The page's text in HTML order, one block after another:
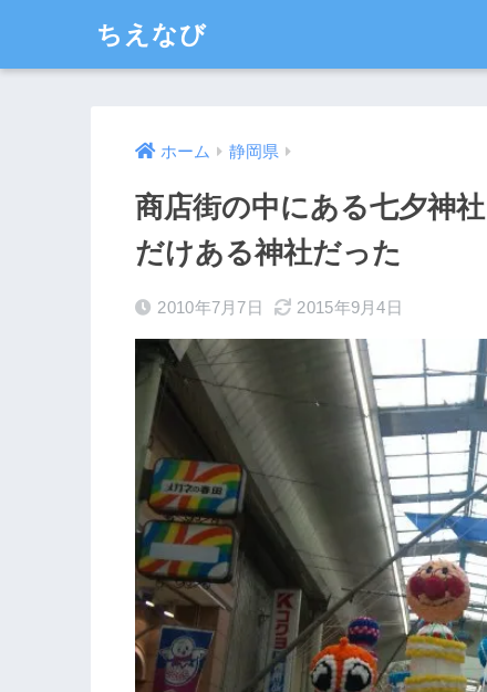
ちえなび
ホーム 静岡県
商店街の中にある七夕神
だけある神社だった
2010年7月7日 2015年9月4日